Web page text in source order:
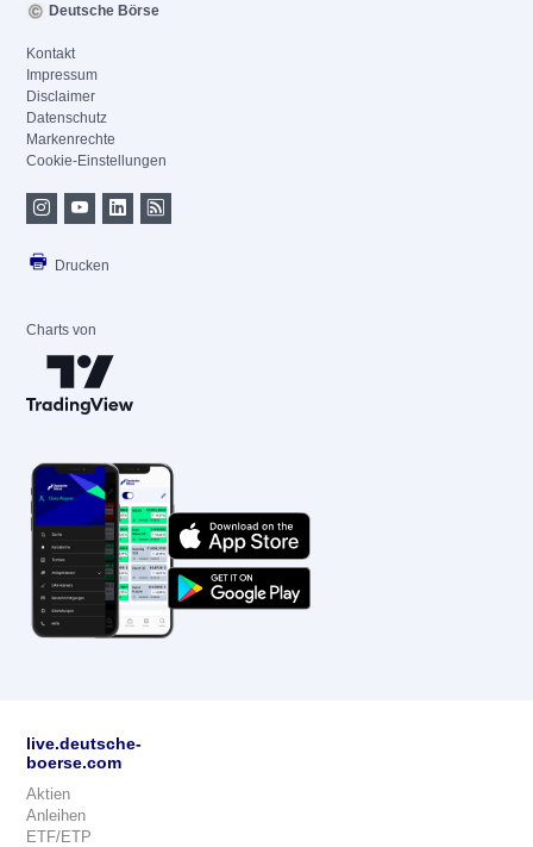
Deutsche Börse
Kontakt
Impressum
Disclaimer
Datenschutz
Markenrechte
Cookie-Einstellungen
Drucken
Charts von
live.deutsche-
boerse.com
Aktien
Anleihen
ETF/ETP